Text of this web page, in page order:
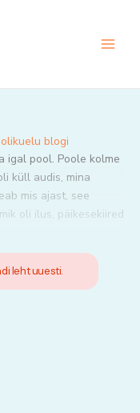
blogi
igal pool. Poole kolme
küll audis, mina
mis ajast, see
oli ilus, päikesekiired
leht uuesti.